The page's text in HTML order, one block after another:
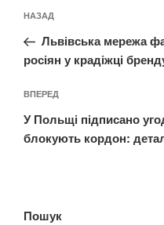
записів
Попередній
запис:
НАЗАД
Львівська мережа
росіян у крадіжці
Наступний
запис
ВПЕРЕД
У Польщі підписано
блокують кордон:
Пошук